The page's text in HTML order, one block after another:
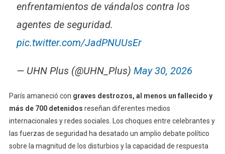
enfrentamientos de vándalos contra los
agentes de seguridad.
pic.twitter.com/JadPNUUsEr
— UHN Plus (@UHN_Plus) May 30, 2026
París amaneció con graves destrozos, al menos un fallecido y
más de 700 detenidos reseñan diferentes medios
internacionales y redes sociales. Los choques entre celebrantes y
las fuerzas de seguridad ha desatado un amplio debate político
sobre la magnitud de los disturbios y la capacidad de respuesta